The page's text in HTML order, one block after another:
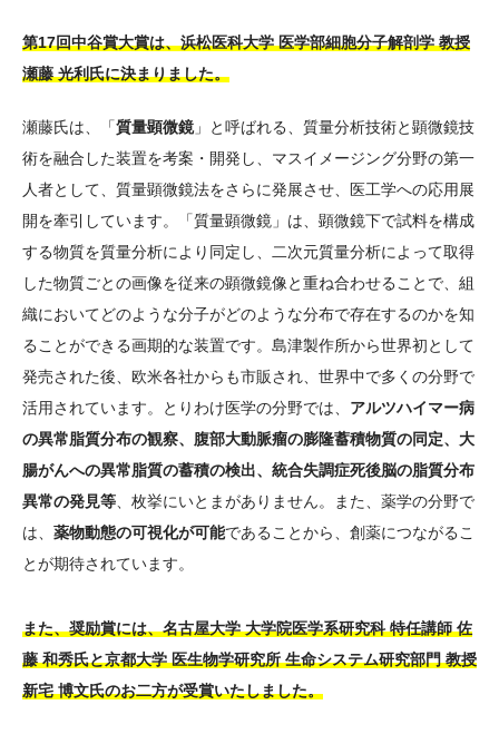
第17回中谷賞大賞は、浜松医科大学 医学部細胞分子解剖学 教授
瀬藤 光利氏に決まりました。
瀬藤氏は、「質量顕微鏡」と呼ばれる、質量分析技術と顕微鏡技
術を融合した装置を考案・開発し、マスイメージング分野の第一
人者として、質量顕微鏡法をさらに発展させ、医工学への応用展
開を牽引しています。「質量顕微鏡」は、顕微鏡下で試料を構成
する物質を質量分析により同定し、二次元質量分析によって取得
した物質ごとの画像を従来の顕微鏡像と重ね合わせることで、組
織においてどのような分子がどのような分布で存在するのかを知
ることができる画期的な装置です。島津製作所から世界初として
発売された後、欧米各社からも市販され、世界中で多くの分野で
活用されています。とりわけ医学の分野では、 アルツハイマー病
の異常脂質分布の観察、腹部大動脈瘤の膨隆蓄積物質の同定、大
腸がんへの異常脂質の蓄積の検出、統合失調症死後脳の脂質分布
異常の発見等 、枚挙にいとまがありません。また、薬学の分野で
は、 薬物動態の可視化が可能であることから、創薬につながるこ
とが期待されています。
また、奨励賞には、名古屋大学 大学院医学系研究科 特任講師 佐
藤 和秀氏と京都大学 医生物学研究所 生命システム研究部門 教授
新宅 博文氏のお二方が受賞いたしました。